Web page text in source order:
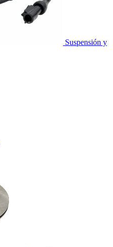
Suspensión y